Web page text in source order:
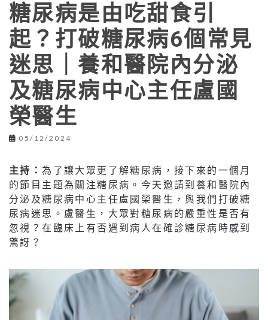
糖尿病是由吃甜食引
起？打破糖尿病6個常見
迷思｜養和醫院內分泌
及糖尿病中心主任盧國
榮醫生
05/12/2024
主持：為了讓大眾更了解糖尿病，接下來的一個月
的節目主題為關注糖尿病。今天邀請到養和醫院內
分泌及糖尿病中心主任盧國榮醫生，與我們打破糖
尿病迷思。盧醫生，大眾對糖尿病的嚴重性是否有
忽視？在臨床上有否遇到病人在確診糖尿病時感到
驚訝？